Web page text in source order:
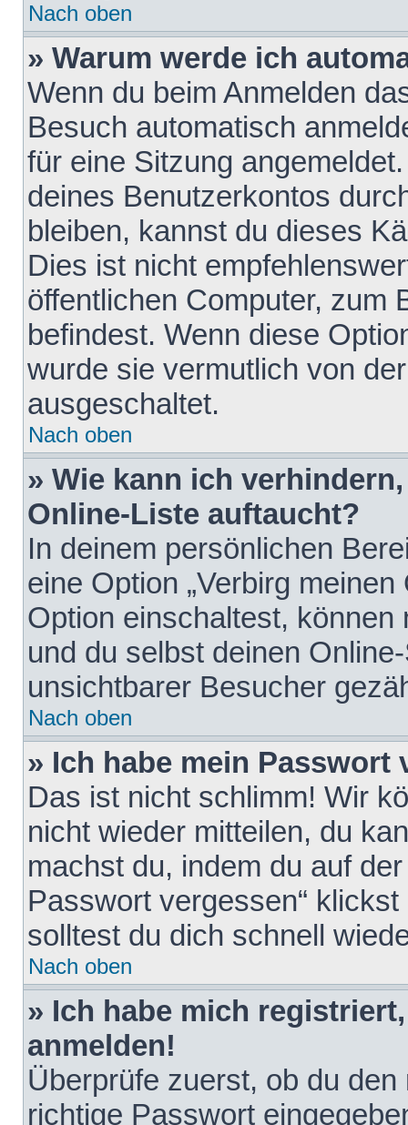
Nach oben
» Warum werde ich
Wenn du beim Anmelden
Besuch automatisch
für eine Sitzung
deines Benutzerkontos
bleiben, kannst du dieses
Dies ist nicht
öffentlichen Computer, zum
befindest. Wenn diese
wurde sie vermutlich von
ausgeschaltet.
Nach oben
» Wie kann ich
Online-Liste auftaucht?
In deinem persönlichen
eine Option „Verbirg
Option einschaltest,
und du selbst deinen
unsichtbarer Besucher
Nach oben
» Ich habe mein Passwort
Das ist nicht schlimm! Wir
nicht wieder mitteilen, du
machst du, indem du auf
Passwort vergessen“
solltest du dich schnell
Nach oben
» Ich habe mich
anmelden!
Überprüfe zuerst, ob du
richtige Passwort